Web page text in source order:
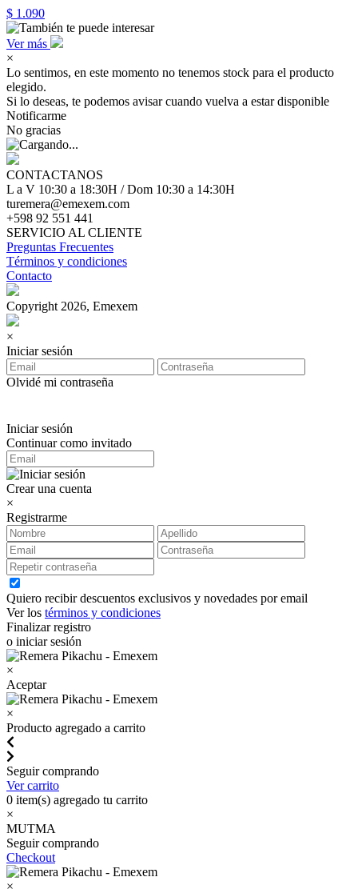
$ 1.090
Ver más
×
Lo sentimos, en este momento no tenemos stock para el producto
elegido.
Si lo deseas, te podemos avisar cuando vuelva a estar disponible
Notificarme
No gracias
CONTACTANOS
L a V 10:30 a 18:30H / Dom 10:30 a 14:30H
turemera@emexem.com
+598 92 551 441
SERVICIO AL CLIENTE
Preguntas Frecuentes
Términos y condiciones
Contacto
Copyright 2026, Emexem
×
Iniciar sesión
Olvidé mi contraseña
Iniciar sesión
Continuar como invitado
Crear una cuenta
×
Registrarme
Quiero recibir descuentos exclusivos y novedades por email
Ver los términos y condiciones
Finalizar registro
o iniciar sesión
×
Aceptar
×
Producto agregado a carrito
Seguir comprando
Ver carrito
0 item(s) agregado tu carrito
×
MUTMA
Seguir comprando
Checkout
×